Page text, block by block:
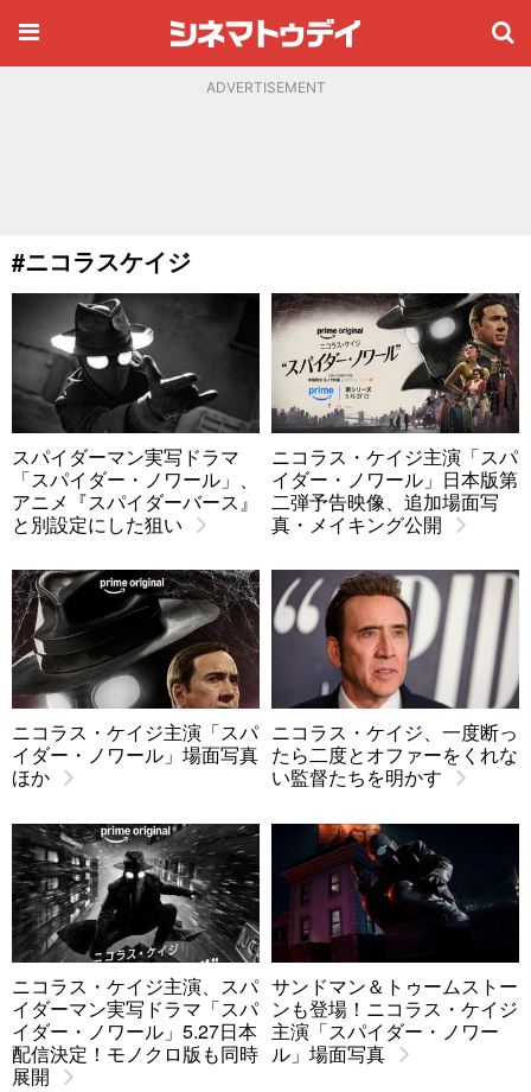
ADVERTISEMENT
#ニコラスケイジ
スパイダーマン実写ドラマ
「スパイダー・ノワール」、
アニメ『スパイダーバース』
と別設定にした狙い
ニコラス・ケイジ主演「スパ
イダー・ノワール」日本版第
二弾予告映像、追加場面写
真・メイキング公開
ニコラス・ケイジ主演「スパ
イダー・ノワール」場面写真
ほか
ニコラス・ケイジ、一度断っ
たら二度とオファーをくれな
い監督たちを明かす
ニコラス・ケイジ主演、スパ
イダーマン実写ドラマ「スパ
イダー・ノワール」5.27日本
配信決定！モノクロ版も同時
展開
サンドマン＆トゥームストー
ンも登場！ニコラス・ケイジ
主演「スパイダー・ノワー
ル」場面写真